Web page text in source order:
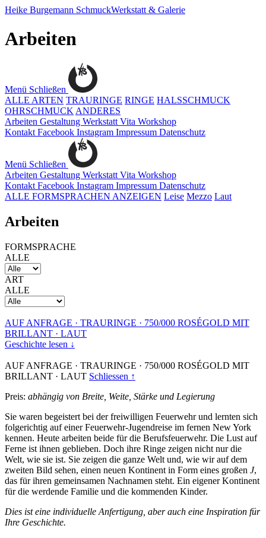
Heike Burgemann SchmuckWerkstatt & Galerie
Arbeiten
Menü Schließen
ALLE ARTEN TRAURINGE RINGE HALSSCHMUCK
OHRSCHMUCK ANDERES
Arbeiten Gestaltung Werkstatt Vita Workshop
Kontakt Facebook Instagram Impressum Datenschutz
Menü Schließen
Arbeiten Gestaltung Werkstatt Vita Workshop
Kontakt Facebook Instagram Impressum Datenschutz
ALLE FORMSPRACHEN ANZEIGEN Leise Mezzo Laut
Arbeiten
FORMSPRACHE
ALLE
ART
ALLE
AUF ANFRAGE · TRAURINGE · 750/000 ROSÉGOLD MIT
BRILLANT · LAUT
Geschichte lesen ↓
AUF ANFRAGE · TRAURINGE · 750/000 ROSÉGOLD MIT
BRILLANT · LAUT Schliessen ↑
Preis: abhängig von Breite, Weite, Stärke und Legierung
Sie waren begeistert bei der freiwilligen Feuerwehr und lernten sich
folgerichtig auf einer Feuerwehr-Jugendreise im fernen New York
kennen. Heute arbeiten beide für die Berufsfeuerwehr. Die Lust auf
Ferne ist ihnen geblieben. Doch ihre Ringe zeigen nicht nur die
Welt, wie sie ist. Sie zeigen die ganze Welt und, wie wir auf dem
zweiten Bild sehen, einen neuen Kontinent in Form eines großen J,
das für ihren gemeinsamen Nachnamen steht. Ein eigener Kontinent
für die werdende Familie und die kommenden Kinder.
Dies ist eine individuelle Anfertigung, aber auch eine Inspiration für
Ihre Geschichte.